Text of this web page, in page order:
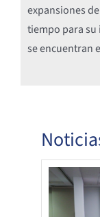
expansiones
tiempo para su
se encuentran